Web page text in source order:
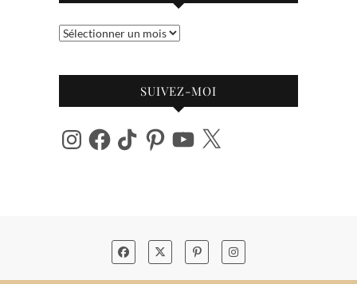
Archives
SUIVEZ-MOI
InstagramFacebook
TikTok PinterestYouTube
X